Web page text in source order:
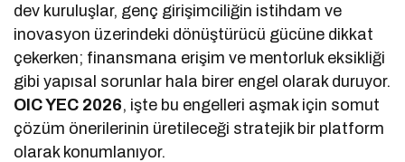
dev kuruluşlar, genç girişimciliğin istihdam ve
inovasyon üzerindeki dönüştürücü gücüne dikkat
çekerken; finansmana erişim ve mentorluk eksikliği
gibi yapısal sorunlar hala birer engel olarak duruyor.
OIC YEC 2026, işte bu engelleri aşmak için somut
çözüm önerilerinin üretileceği stratejik bir platform
olarak konumlanıyor.